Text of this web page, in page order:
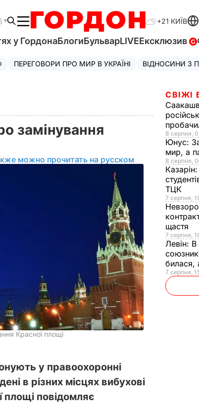
+21 КИЇВ
у ГордонаБлогиБульварLIVEЕксклюзив
ПЕРЕГОВОРИ ПРО МИР В УКРАЇНІ ВІДНОСИНИ З
замінування
можно прочитать на русском
Красної площі
у правоохоронні
в різних місцях вибухові
площі повідомляє
СВІЖІ
8 серпня,
Юнус:
мир, а
8 серпня,
Казарін:
ТЦК
7 серпня,
щастя
7 серпня,
Левін: В
билася,
7 серпня,